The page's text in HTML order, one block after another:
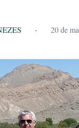
· 20 de